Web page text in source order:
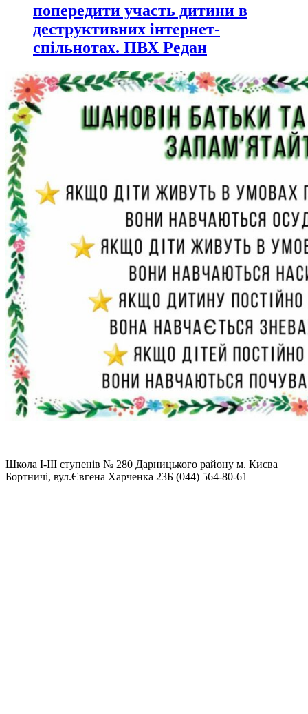
попередити участь дитини в
деструктивних інтернет-
спільнотах. ПВХ Редан
Школа І-ІІІ ступенів № 280 Дарницького району м. Києва
Бортничі, вул.Євгена Харченка 23Б (044) 564-80-61